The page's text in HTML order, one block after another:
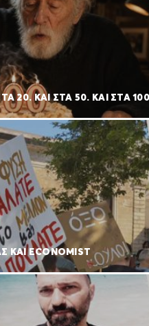
20. ΚΑΙ ΣΤΑ 50. ΚΑΙ ΣΤΑ
ECONOMIST